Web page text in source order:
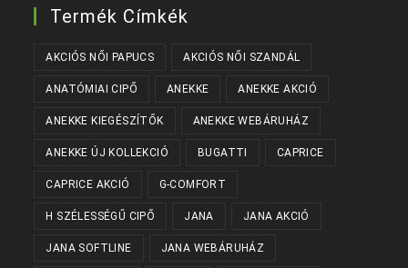
Termék Címkék
AKCIÓS NŐI PAPUCS AKCIÓS NŐI SZANDÁL
ANATÓMIAI CIPŐ ANEKKE ANEKKE AKCIÓ
ANEKKE KIEGÉSZÍTŐK ANEKKE WEBÁRUHÁZ
ANEKKE ÚJ KOLLEKCIÓ BUGATTI CAPRICE
CAPRICE AKCIÓ G-COMFORT
H SZÉLESSÉGŰ CIPŐ JANA JANA AKCIÓ
JANA SOFTLINE JANA WEBÁRUHÁZ